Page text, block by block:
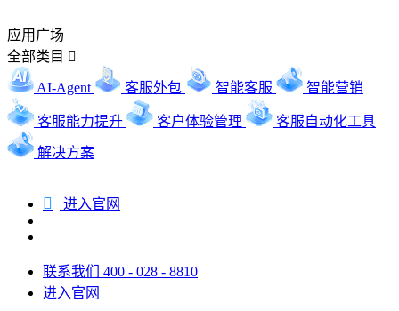
应用广场
全部类目 
AI-Agent 客服外包 智能客服 智能营销
客服能力提升 客户体验管理 客服自动化工具
解决方案
 进入官网
联系我们 400 - 028 - 8810
进入官网